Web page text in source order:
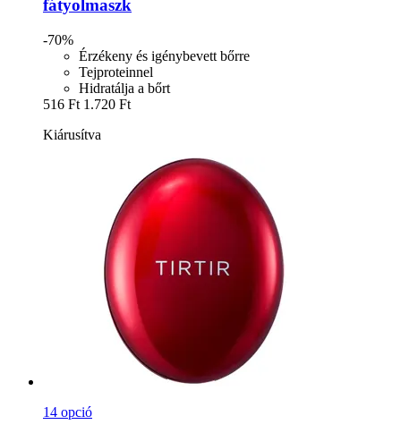
fátyolmaszk
-70%
Érzékeny és igénybevett bőrre
Tejproteinnel
Hidratálja a bőrt
516 Ft 1.720 Ft
Kiárusítva
14 opció